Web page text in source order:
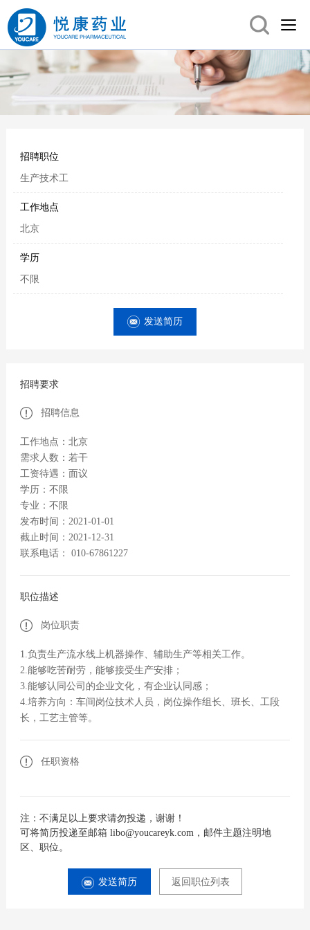
招聘职位
生产技术工
工作地点
北京
学历
不限
发送简历
招聘要求
招聘信息
工作地点：北京
需求人数：若干
工资待遇：面议
学历：不限
专业：不限
发布时间：2021-01-01
截止时间：2021-12-31
联系电话： 010-67861227
职位描述
岗位职责
1.负责生产流水线上机器操作、辅助生产等相关工作。
2.能够吃苦耐劳，能够接受生产安排；
3.能够认同公司的企业文化，有企业认同感；
4.培养方向：车间岗位技术人员，岗位操作组长、班长、工段
长，工艺主管等。
任职资格
注：不满足以上要求请勿投递，谢谢！
可将简历投递至邮箱 libo@youcareyk.com，邮件主题注明地
区、职位。
发送简历 返回职位列表